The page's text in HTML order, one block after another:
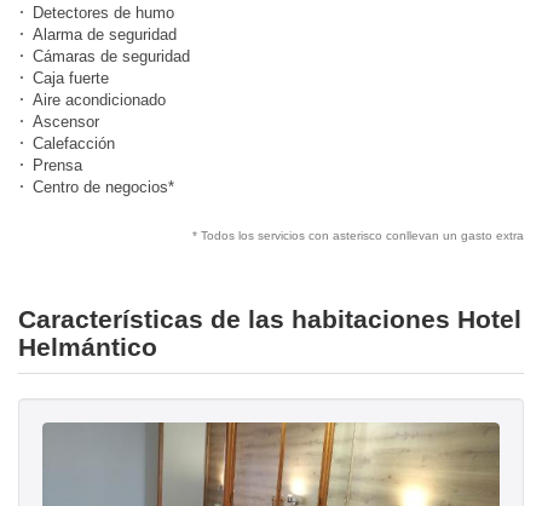
Detectores de humo
Alarma de seguridad
Cámaras de seguridad
Caja fuerte
Aire acondicionado
Ascensor
Calefacción
Prensa
Centro de negocios*
* Todos los servicios con asterisco conllevan un gasto extra
Características de las habitaciones Hotel
Helmántico